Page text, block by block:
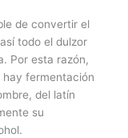
de convertir el
todo el dulzor
Por esta razón,
fermentación
del latín
su